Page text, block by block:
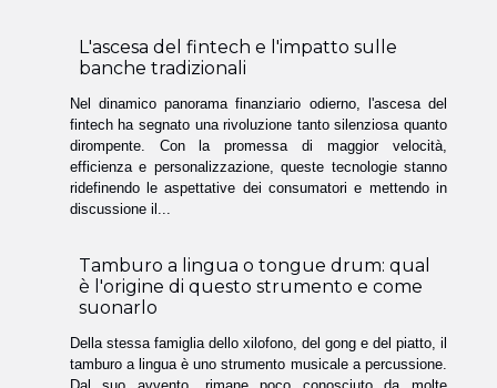
L'ascesa del fintech e l'impatto sulle
banche tradizionali
Nel dinamico panorama finanziario odierno, l'ascesa del
fintech ha segnato una rivoluzione tanto silenziosa quanto
dirompente. Con la promessa di maggior velocità,
efficienza e personalizzazione, queste tecnologie stanno
ridefinendo le aspettative dei consumatori e mettendo in
discussione il...
Tamburo a lingua o tongue drum: qual
è l'origine di questo strumento e come
suonarlo
Della stessa famiglia dello xilofono, del gong e del piatto, il
tamburo a lingua è uno strumento musicale a percussione.